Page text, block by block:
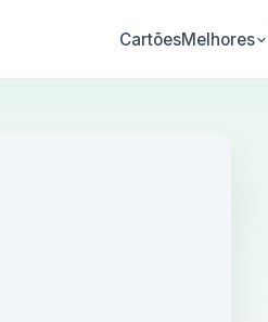
CartõesMelhores